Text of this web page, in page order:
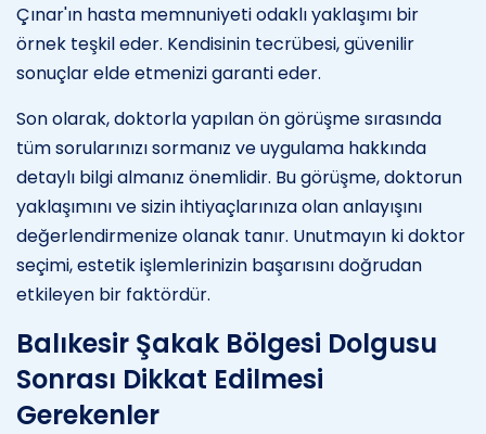
Çınar'ın hasta memnuniyeti odaklı yaklaşımı bir
örnek teşkil eder. Kendisinin tecrübesi, güvenilir
sonuçlar elde etmenizi garanti eder.
Son olarak, doktorla yapılan ön görüşme sırasında
tüm sorularınızı sormanız ve uygulama hakkında
detaylı bilgi almanız önemlidir. Bu görüşme, doktorun
yaklaşımını ve sizin ihtiyaçlarınıza olan anlayışını
değerlendirmenize olanak tanır. Unutmayın ki doktor
seçimi, estetik işlemlerinizin başarısını doğrudan
etkileyen bir faktördür.
Balıkesir Şakak Bölgesi Dolgusu
Sonrası Dikkat Edilmesi
Gerekenler